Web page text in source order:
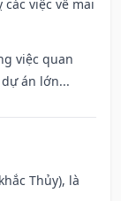
các việc về mai
việc quan
án lớn...
Thủy), là